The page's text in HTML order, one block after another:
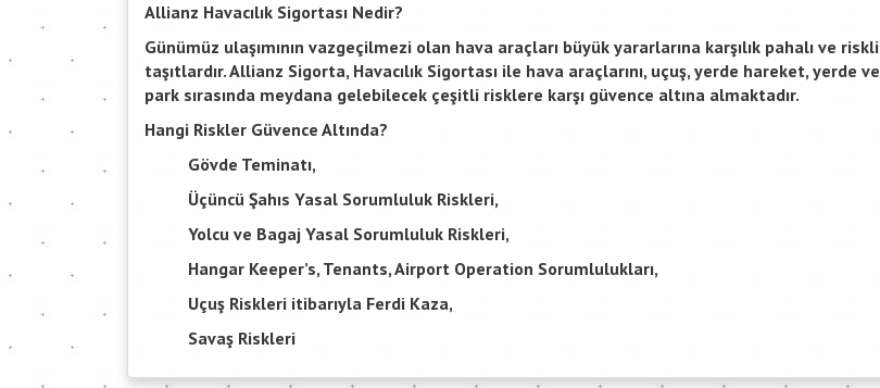
Allianz Havacılık Sigortası Nedir?
Günümüz ulaşımının vazgeçilmezi olan hava araçları büyük yararlarına karşılık pahalı ve riskli
taşıtlardır. Allianz Sigorta, Havacılık Sigortası ile hava araçlarını, uçuş, yerde hareket, yerde ve
park sırasında meydana gelebilecek çeşitli risklere karşı güvence altına almaktadır.
Hangi Riskler Güvence Altında?
Gövde Teminatı,
Üçüncü Şahıs Yasal Sorumluluk Riskleri,
Yolcu ve Bagaj Yasal Sorumluluk Riskleri,
Hangar Keeper’s, Tenants, Airport Operation Sorumlulukları,
Uçuş Riskleri itibarıyla Ferdi Kaza,
Savaş Riskleri